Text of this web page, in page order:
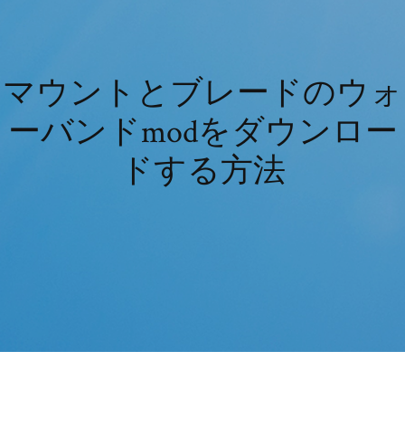
マウントとブレードのウォ
ーバンドmodをダウンロー
ドする方法